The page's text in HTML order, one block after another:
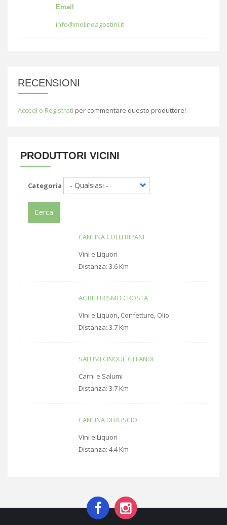
Email
info@molinoagostini.it
RECENSIONI
Accedi o Registrati per commentare questo produttore!
PRODUTTORI VICINI
Categoria
Cerca
CANTINA COLLI RIPANI
Vini e Liquori
Distanza: 3.6 Km
AGRITURISMO CROSTA
Vini e Liquori, Confetture, Olio
Distanza: 3.7 Km
SALUMI CINQUE GHIANDE
Carni e Salumi
Distanza: 3.7 Km
CANTINA DI RUSCIO
Vini e Liquori
Distanza: 4.4 Km